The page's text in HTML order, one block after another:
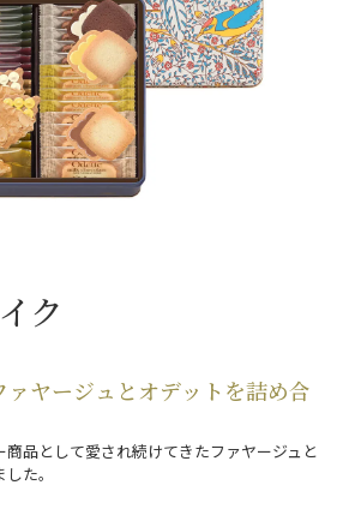
ク
ヤージュとオデットを詰め合
品として愛され続けてきたファヤージュと
た。